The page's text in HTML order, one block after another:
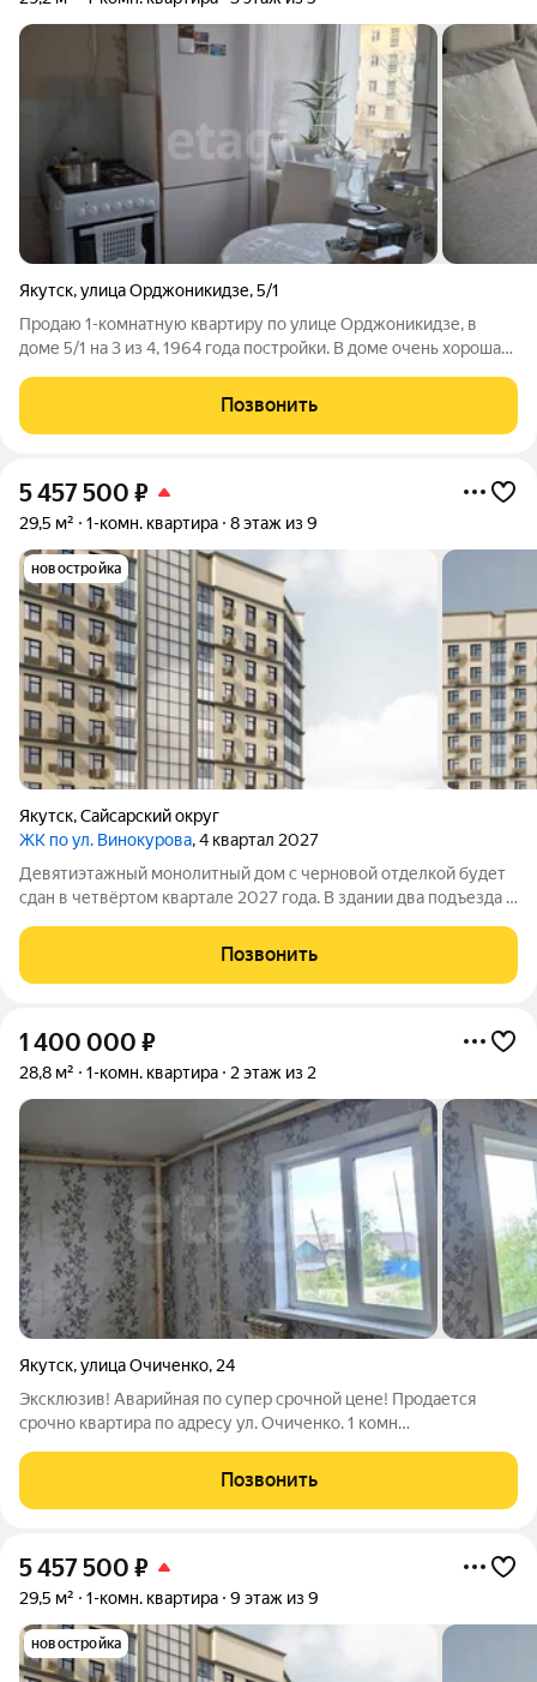
Якутск,улица Орджоникидзе,5/1
Продаю 1-комнатную квартиру по улице Орджоникидзе, в
доме 5/1 на 3 из 4, 1964 года постройки. В доме очень хорошая
составляет 29.2 кв. м. Санитарный узел совмещен. Ремонт
косметический, выполнен в
Позвонить
5 457 500 ₽
29,5 м² 1-комн. квартира 8 этаж из 9
новостройка
Якутск,Сайсарский округ
ЖК по ул. Винокурова, 4 квартал 2027
Девятиэтажный монолитный дом с черновой отделкой будет
сдан в четвёртом квартале 2027 года. В здании два подъезда и
обустроят детскую площадку, тротуар и наружное освещение,
предусмотрят много
Позвонить
1 400 000 ₽
28,8 м² 1-комн. квартира 2 этаж из 2
Якутск,улица Очиченко, 24
Эксклюзив! Аварийная по супер срочной цене! Продается
срочно квартира по адресу ул. Очиченко. 1 комн
Выполнен косметический ремонт. Есть вода , отопление
центральное, свет, канализация.
Позвонить
5 457 500 ₽
29,5 м² 1-комн. квартира 9 этаж из 9
новостройка